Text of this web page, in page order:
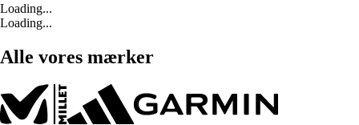
Loading...
Loading...
Alle vores mærker